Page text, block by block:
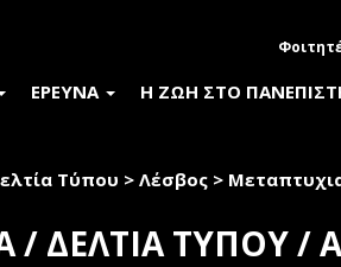
ΕΡΕΥΝΑ Η ΖΩΗ ΣΤΟ
Τύπου > Λέσβος >
/ ΔΕΛΤΙΑ ΤΥΠΟΥ /